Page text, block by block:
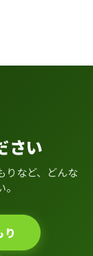
さい
りなど、どんな